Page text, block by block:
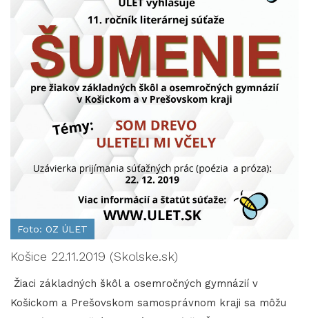
Foto: OZ ÚLET
Košice 22.11.2019 (Skolske.sk)
Žiaci základných škôl a osemročných gymnázií v
Košickom a Prešovskom samosprávnom kraji sa môžu